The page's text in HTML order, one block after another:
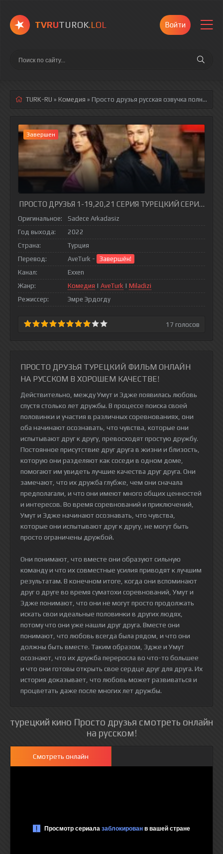
TVRUTUROK.LOL Войти
TURK-RU » Комедия » Просто друзья русская озвучка полностью смотреть онлайн!
Завершен
ПРОСТО ДРУЗЬЯ 1-19,20,21 СЕРИЯ ТУРЕЦКИЙ СЕРИАЛ НА
Оригинальное:
Sadece Arkadasiz
Год выхода:
2022
Страна:
Турция
Перевод:
AveTurk -
Завершён!
Канал:
Exxen
Жанр:
Комедия | AveTurk | Miladizi
Режиссер:
Эмре Эрдогду
17 голосов
ПРОСТО ДРУЗЬЯ ТУРЕЦКИЙ ФИЛЬМ ОНЛАЙН
НА РУССКОМ В ХОРОШЕМ КАЧЕСТВЕ!
Действительно, между Умут и Эдже появилась любовь
спустя столько лет дружбы. В процессе поиска своей
половинки и участия в различных соревнованиях, они
оба начинают осознавать, что чувства, которые они
испытывают друг к другу, превосходят простую дружбу.
Постоянное присутствие друг друга в жизни и близость,
которую они разделяют как соседи в одном доме,
помогают им увидеть лучшие качества друг друга. Они
замечают, что их дружба глубже, чем они сначала
предполагали, и что они имеют много общих ценностей
и интересов. Во время соревнований и приключений,
Умут и Эдже начинают осознавать, что чувства,
которые они испытывают друг к другу, не могут быть
просто ограничены дружбой.
Они понимают, что вместе они образуют сильную
команду и что их совместные усилия приводят к лучшим
результатам. В конечном итоге, когда они вспоминают
друг о друге во время суматохи соревнований, Умут и
Эдже понимают, что они не могут просто продолжать
искать свои идеальные половинки в других людях,
потому что они уже нашли друг друга. Вместе они
понимают, что любовь всегда была рядом, и что они
должны быть вместе. Таким образом, Эдже и Умут
осознают, что их дружба переросла во что-то большее
и что они готовы открыть свое сердце друг для друга. Их
история доказывает, что любовь может развиваться и
процветать даже после многих лет дружбы.
турецкий кино Просто друзья смотреть онлайн
на русском!
Смотреть онлайн